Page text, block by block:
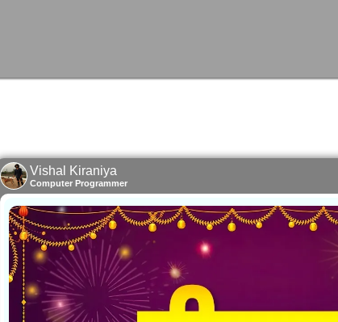
Vishal Kiraniya
Computer Programmer